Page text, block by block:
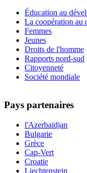
Éducation au
La coopération au
Femmes
Jeunes
Droits de l'homme
Rapports nord-sud
Citoyenneté
Société mondiale
Pays partenaires
l'Azerbaïdjan
Bulgarie
Grèce
Cap-Vert
Croatie
Liechtenstein